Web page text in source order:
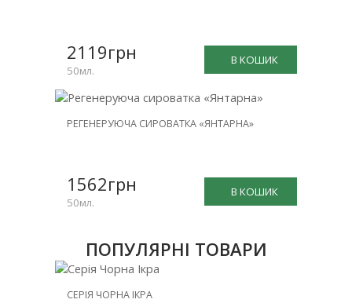
В КОШИК
2119грн
50мл.
РЕГЕНЕРУЮЧА СИРОВАТКА «ЯНТАРНА»
В КОШИК
1562грн
50мл.
ПОПУЛЯРНІ ТОВАРИ
НОВИНКА
СЕРІЯ ЧОРНА ІКРА